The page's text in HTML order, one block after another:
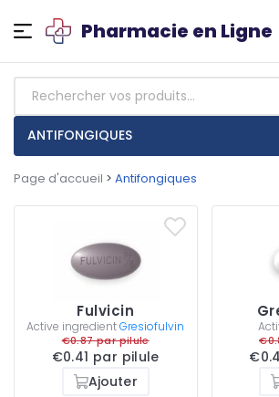
Pharmacie en Ligne
ANTIFONGIQUES
Page d'accueil > Antifongiques
Fulvicin
Active ingredientGresiofulvin
€0.87 par pilule
€0.41 par pilule
Ajouter